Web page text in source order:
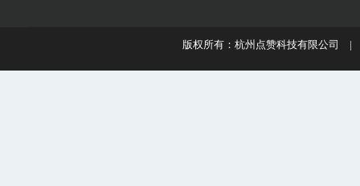
版权所有：杭州点赞科技有限公司